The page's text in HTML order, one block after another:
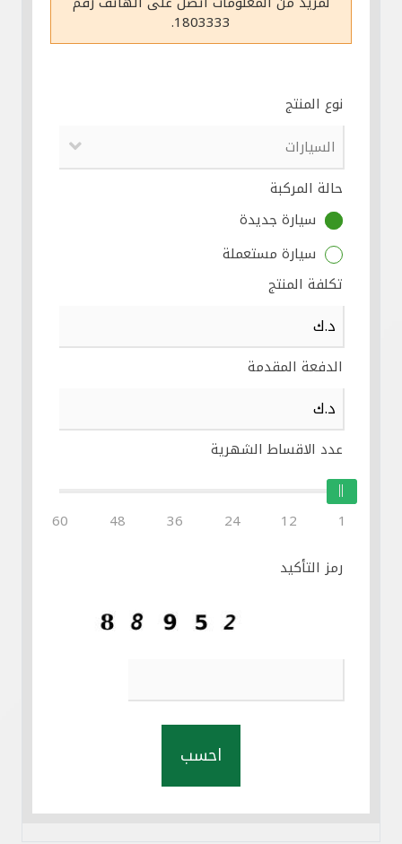
ألمانيا
تركيا
ماليزيا
مصر
المملكة المتحدة
مملكة البحرين
1803333.
نوع المنتج
حالة المركبة
سيارة جديدة
سيارة مستعملة
تكلفة المنتج
الدفعة المقدمة
عدد الاقساط الشهرية
1
12
24
36
48
60
رمز التأكيد
احسب